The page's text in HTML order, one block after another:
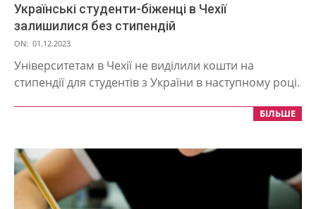
Українські студенти-біженці в Чехії
залишилися без стипендій
2023-
12-
ON: 01.12.2023
Університетам в Чехії не виділили кошти на
стипендії для студентів з України в наступному році.
БІЛЬШЕ